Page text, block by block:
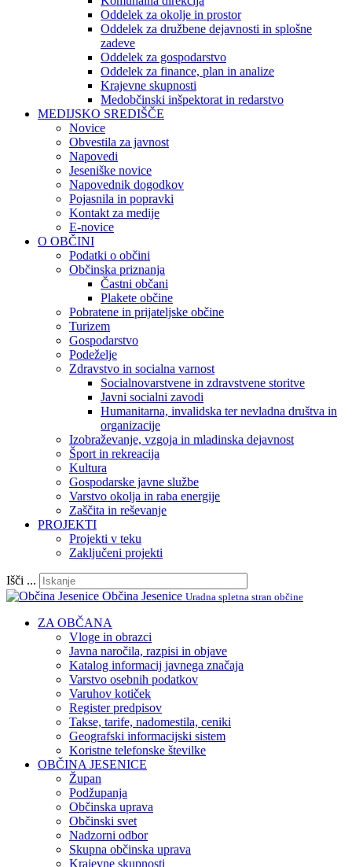
Oddelek za okolje in prostor
Oddelek za družbene dejavnosti in splošne
zadeve
Oddelek za gospodarstvo
Oddelek za finance, plan in analize
Krajevne skupnosti
Medobčinski inšpektorat in redarstvo
MEDIJSKO SREDIŠČE
Novice
Obvestila za javnost
Napovedi
Jeseniške novice
Napovednik dogodkov
Pojasnila in popravki
Kontakt za medije
E-novice
O OBČINI
Podatki o občini
Občinska priznanja
Častni občani
Plakete občine
Pobratene in prijateljske občine
Turizem
Gospodarstvo
Podeželje
Zdravstvo in socialna varnost
Socialnovarstvene in zdravstvene storitve
Javni socialni zavodi
Humanitarna, invalidska ter nevladna društva in
organizacije
Izobraževanje, vzgoja in mladinska dejavnost
Šport in rekreacija
Kultura
Gospodarske javne službe
Varstvo okolja in raba energije
Zaščita in reševanje
PROJEKTI
Projekti v teku
Zaključeni projekti
Išči ...
Občina Jesenice Uradna spletna stran občine
ZA OBČANA
Vloge in obrazci
Javna naročila, razpisi in objave
Katalog informacij javnega značaja
Varstvo osebnih podatkov
Varuhov kotiček
Register predpisov
Takse, tarife, nadomestila, ceniki
Geografski informacijski sistem
Koristne telefonske številke
OBČINA JESENICE
Župan
Podžupanja
Občinska uprava
Občinski svet
Nadzorni odbor
Skupna občinska uprava
Krajevne skupnosti